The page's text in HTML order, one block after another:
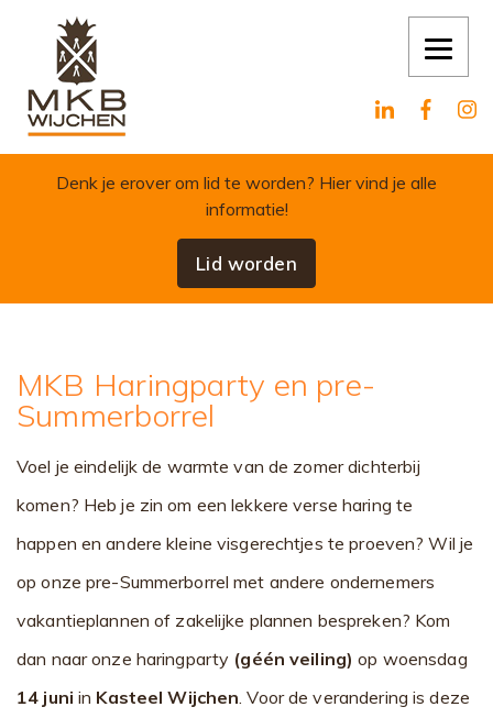
Skip to content
Denk je erover om lid te worden? Hier vind je alle
informatie!
Lid worden
MKB Haringparty en pre-
Summerborrel
Voel je eindelijk de warmte van de zomer dichterbij
komen? Heb je zin om een lekkere verse haring te
happen en andere kleine visgerechtjes te proeven? Wil je
op onze pre-Summerborrel met andere ondernemers
vakantieplannen of zakelijke plannen bespreken? Kom
dan naar onze haringparty (géén veiling) op woensdag
14 juni in Kasteel Wijchen. Voor de verandering is deze